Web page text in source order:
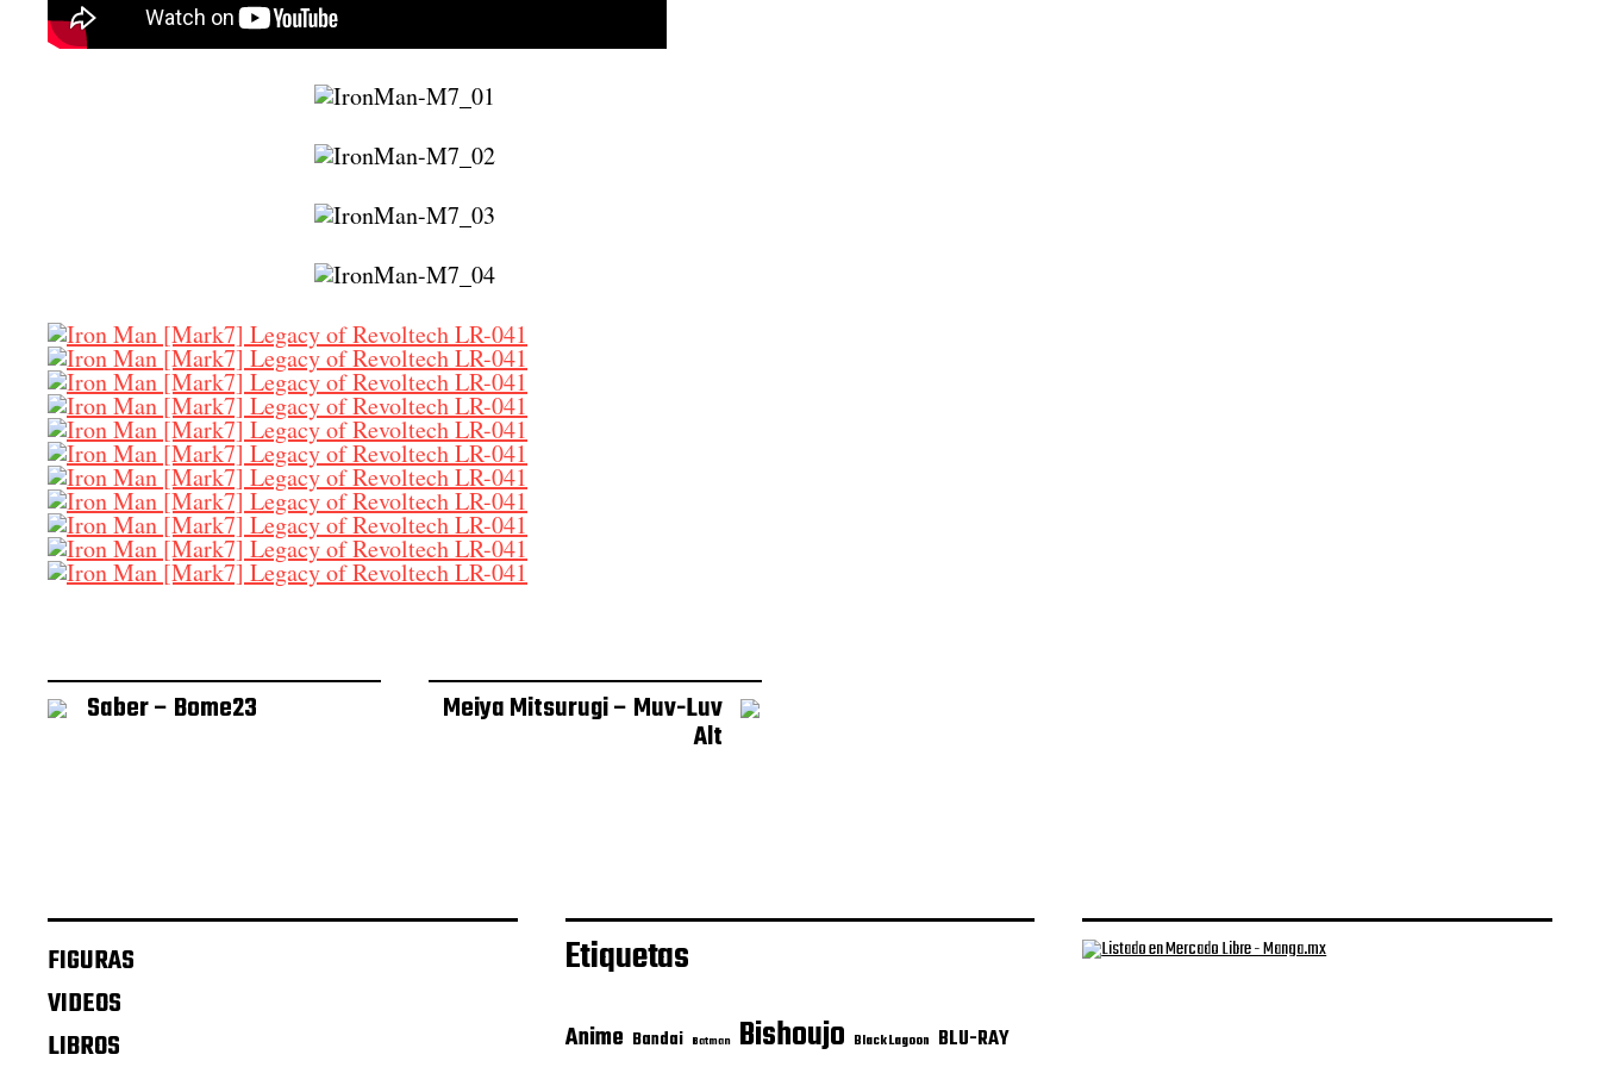
Saber – Bome23 Meiya Mitsurugi – Muv-Luv
Alt
FIGURAS
VIDEOS
LIBROS
Etiquetas
Anime Bandai Batman Bishoujo Black Lagoon BLU-RAY